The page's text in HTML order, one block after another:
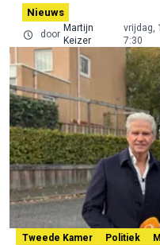
Nieuws
door
Martijn
Keizer
vrijdag,
7:30
Tweede Kamer Politiek